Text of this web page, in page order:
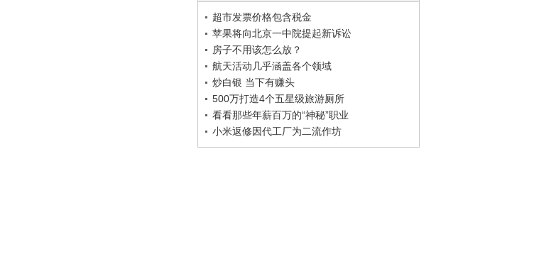
超市发票价格包含税金
苹果将向北京一中院提起新诉讼
房子不用该怎么放？
航天活动几乎涵盖各个领域
炒白银 当下有赚头
500万打造4个五星级旅游厕所
看看那些年薪百万的“神秘”职业
小米返修因代工厂为二流作坊